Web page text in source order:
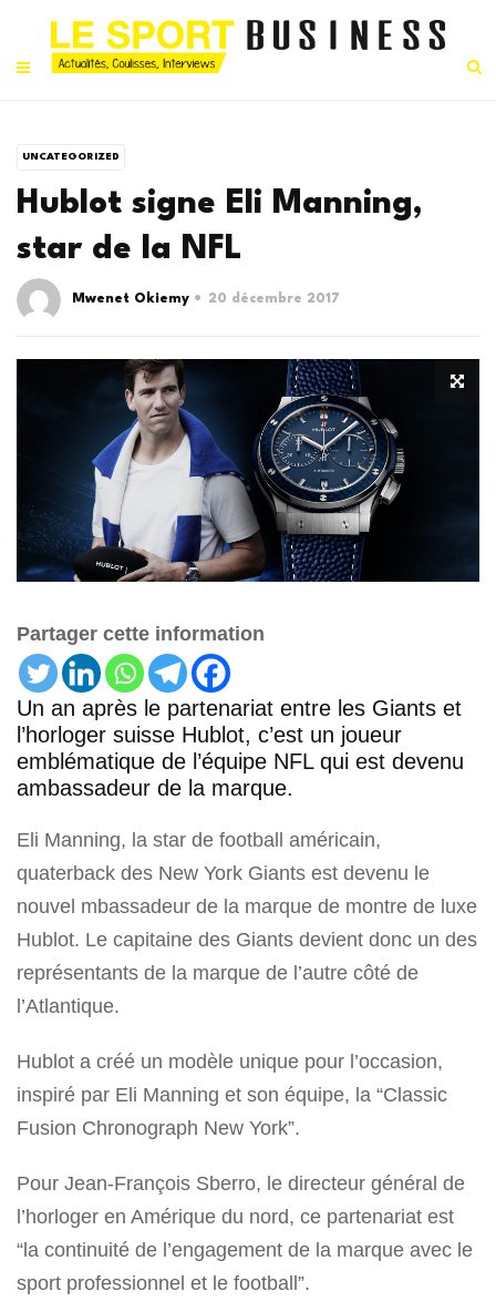
UNCATEGORIZED
Hublot signe Eli Manning,
star de la NFL
Mwenet Okiemy 20 décembre 2017
Partager cette information
Un an après le partenariat entre les Giants et
l’horloger suisse Hublot, c’est un joueur
emblématique de l’équipe NFL qui est devenu
ambassadeur de la marque.
Eli Manning, la star de football américain,
quaterback des New York Giants est devenu le
nouvel mbassadeur de la marque de montre de luxe
Hublot. Le capitaine des Giants devient donc un des
représentants de la marque de l’autre côté de
l’Atlantique.
Hublot a créé un modèle unique pour l’occasion,
inspiré par Eli Manning et son équipe, la “Classic
Fusion Chronograph New York”.
Pour Jean-François Sberro, le directeur général de
l’horloger en Amérique du nord, ce partenariat est
“la continuité de l’engagement de la marque avec le
sport professionnel et le football”.